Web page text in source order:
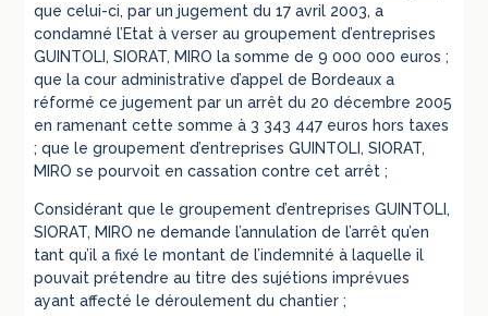
que celui-ci, par un jugement du 17 avril 2003, a
condamné l’Etat à verser au groupement d’entreprises
GUINTOLI, SIORAT, MIRO la somme de 9 000 000 euros ;
que la cour administrative d’appel de Bordeaux a
réformé ce jugement par un arrêt du 20 décembre 2005
en ramenant cette somme à 3 343 447 euros hors taxes
; que le groupement d’entreprises GUINTOLI, SIORAT,
MIRO se pourvoit en cassation contre cet arrêt ;
Considérant que le groupement d’entreprises GUINTOLI,
SIORAT, MIRO ne demande l’annulation de l’arrêt qu’en
tant qu’il a fixé le montant de l’indemnité à laquelle il
pouvait prétendre au titre des sujétions imprévues
ayant affecté le déroulement du chantier ;